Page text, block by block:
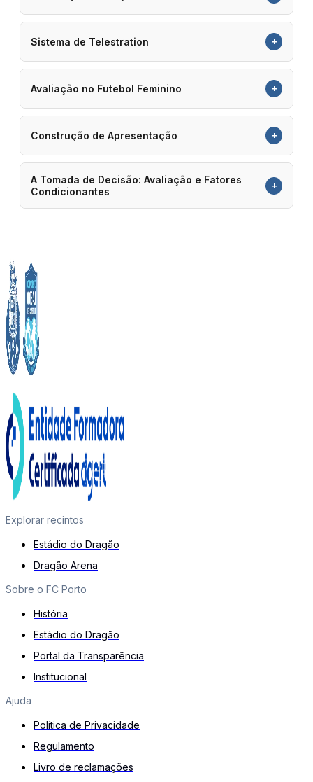
Sistema de Telestration +
Avaliação no Futebol Feminino +
Construção de Apresentação +
A Tomada de Decisão: Avaliação e Fatores
Condicionantes
+
Explorar recintos
Estádio do Dragão
Dragão Arena
Sobre o FC Porto
História
Estádio do Dragão
Portal da Transparência
Institucional
Ajuda
Política de Privacidade
Regulamento
Livro de reclamações